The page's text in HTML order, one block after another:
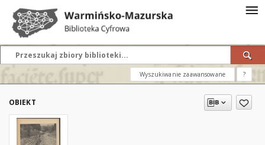
Wyszukiwanie zaawansowane ?
OBIEKT